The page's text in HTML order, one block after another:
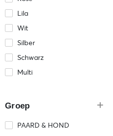
Lila
Wit
Silber
Schwarz
Multi
Groep
PAARD & HOND